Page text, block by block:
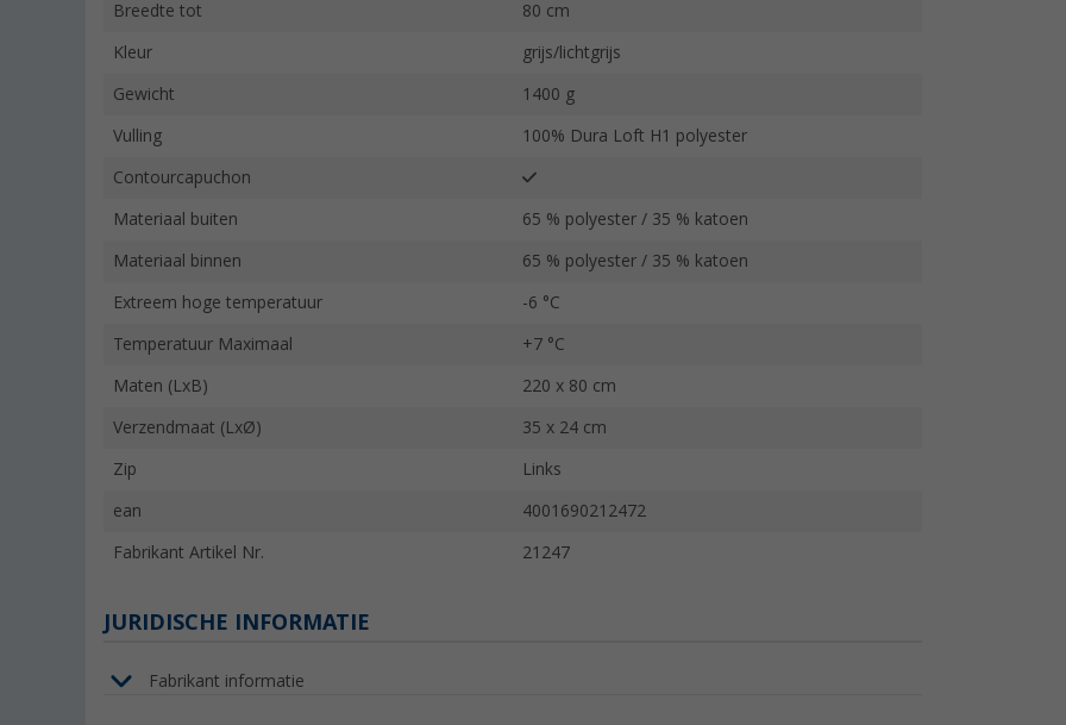
Breedte tot 80 cm
Kleur grijs/lichtgrijs
Gewicht 1400 g
Vulling 100% Dura Loft H1 polyester
Contourcapuchon
Materiaal buiten 65 % polyester / 35 % katoen
Materiaal binnen 65 % polyester / 35 % katoen
Extreem hoge temperatuur -6 °C
Temperatuur Maximaal +7 °C
Maten (LxB) 220 x 80 cm
Verzendmaat (LxØ) 35 x 24 cm
Zip Links
ean 4001690212472
Fabrikant Artikel Nr. 21247
JURIDISCHE INFORMATIE
Fabrikant informatie